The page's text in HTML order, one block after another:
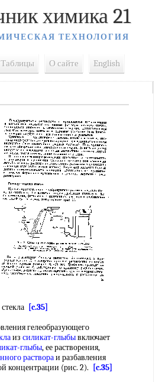
химика 21
ТЕХНОЛОГИЯ
Таблицы О сайте English
стекла [c.35]
гелеобразующего
из силикат-глыбывключает
глыбы, ее растворения,
раствораи разбавления
концентрации (рис. 2).
[c.35]